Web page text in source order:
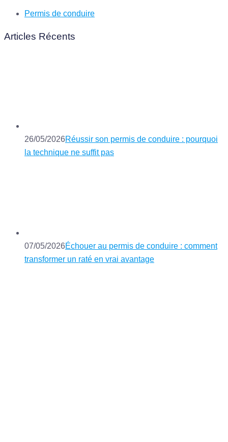
Permis de conduire
Articles Récents
26/05/2026Réussir son permis de conduire : pourquoi
la technique ne suffit pas
07/05/2026Échouer au permis de conduire : comment
transformer un raté en vrai avantage